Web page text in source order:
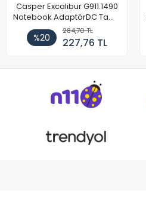
Casper Excalibur G911.1490
Notebook AdaptörDC Tamir
Kablosu
%20
284,70 TL
227,76 TL